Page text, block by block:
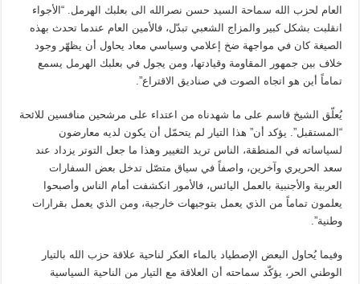
العام لحزب الله سماحة السيد حسن نصرالله الى بعلبك الهرمل. “الأجواء
انقلبت بشكل كبير والمزاج الشعبي تبدّل، فالأمين العام عندما تحدث بهذه
الصيغة كان في مواجهة ضخ إعلامي وسياسي معاد يحاول أن يظهّر وجود
خلاف بين جمهور المقاومة وقيادتها، ومن يجول في بعلبك الهرمل يسمع
تماماً أين هو اتجاه الصوت في صناديق الاقتراع”.
يُعلّق الشيخ قاسم على ما شهدناه من اعتداء على مرشحين منافسين للائحة
“المستقبل”. يؤكد أن” هذا التيار لم يتحمّل أن يكون لديه معارضون
لسياساته في المنطقة، الناس تريد التغيير وهذا ما جعل التوتر يزداد عند
سعد الحريري وآخرين، واصفاً في سياق متصّل تدخل بعض السفارات
العربية والأجنبية بالعمل اليائس، فالأمور انكشفت أمام الناس وأصبحوا
يعلمون تماماً من الذي يعمل بتوجيهات خارجية، ومن الذي يعمل بقرارات
وطنية”.
وفيما يُحاول البعض الإصطياد بالماء العكر لناحية علاقة حزب الله بالتيار
الوطني الحر، يؤكّد سماحته أن العلاقة مع التيار من الناحية السياسية